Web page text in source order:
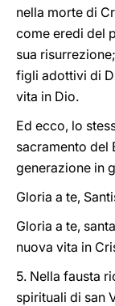
nella morte di
come eredi del
sua
figli adottivi di
vita in Dio.
Ed ecco, lo
sacramento del
generazione in
Gloria a te,
Gloria a te,
nuova vita in
5. Nella fausta
spirituali di san